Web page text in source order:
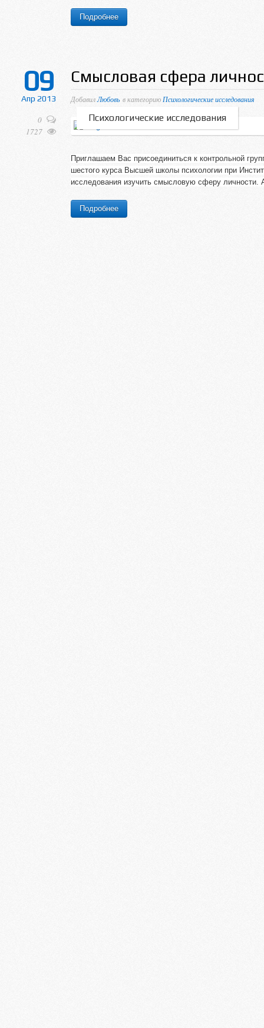
Подробнее
09
Апр 2013
0
1727
Смысловая сфера
ДобавилЛюбовь в категориюПсихологические исследования
Психологические исследования
Приглашаем Вас присоединиться к контрольной
шестого курса Высшей школы психологии при
исследования изучить смысловую сферу личности.
Подробнее